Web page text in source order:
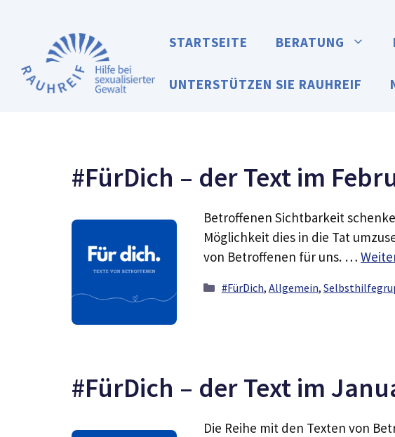
springen
STARTSEITE BERATUNG
UNTERSTÜTZEN SIE RAUHREIF
#FürDich – der Text im
Betroffenen Sichtbarkeit
Möglichkeit dies in die Tat
von Betroffenen für uns. …
Kategorien
#FürDich, Allgemein,
#FürDich – der Text im
Die Reihe mit den Texten von